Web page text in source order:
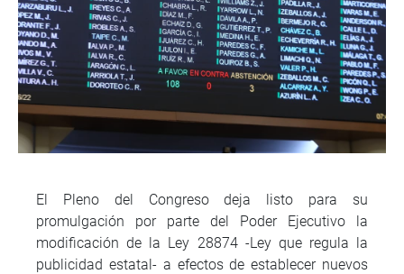
El Pleno del Congreso deja listo para su
promulgación por parte del Poder Ejecutivo la
modificación de la Ley 28874 -Ley que regula la
publicidad estatal- a efectos de establecer nuevos